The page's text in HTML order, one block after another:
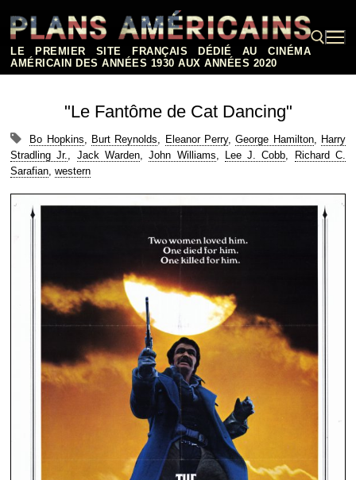
contenu
LE PREMIER SITE FRANÇAIS DÉDIÉ AU CINÉMA
AMÉRICAIN DES ANNÉES 1930 AUX ANNÉES 2020
Rechercher :
"Le Fantôme de Cat Dancing"
Bo Hopkins, Burt Reynolds, Eleanor Perry,George Hamilton, Harry
Stradling Jr., Jack Warden,John Williams, Lee J. Cobb,
Richard C.
Sarafian, western